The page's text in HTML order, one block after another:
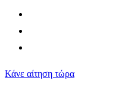
Κάνε αίτηση τώρα